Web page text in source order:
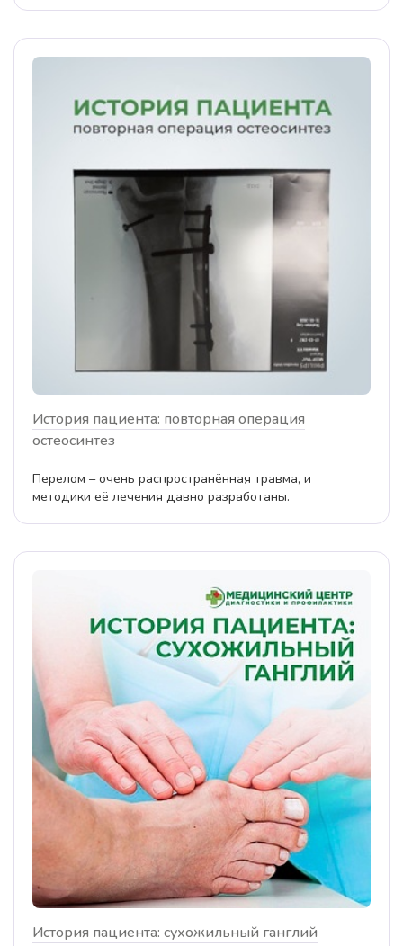
История пациента: повторная операция
остеосинтез
Перелом – очень распространённая травма, и
методики её лечения давно разработаны.
История пациента: сухожильный ганглий